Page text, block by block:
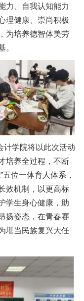
力、自我认知能力
理健康、崇尚积极
为培养德智体美劳
。
学院将以此次活动
培养全过程，不断
位一体育人体系，
效机制，以更高标
学生身心健康，助
扬姿态，在青春赛
堪当民族复兴大任